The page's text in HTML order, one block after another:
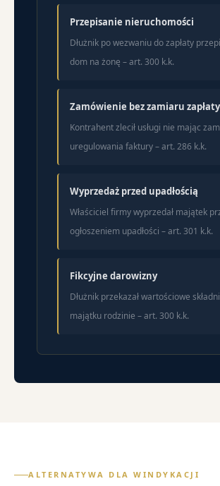
Przepisanie nieruchomości
Dłużnik po wezwaniu do zapłaty
dom na żonę – art. 300 k.k.
Zamówienie bez zamiaru zapłaty
Kontrahent zlecił usługi nie mając
uregulowania faktury – art. 286 k.k.
Wyprzedaż przed upadłością
Właściciel firmy wyprzedał majątek
ogłoszeniem upadłości – art. 301 k.k.
Fikcyjne darowizny
Dłużnik przekazał wartościowe
majątku rodzinie – art. 300 k.k.
ALTERNATYWA DLA WINDYKACJI